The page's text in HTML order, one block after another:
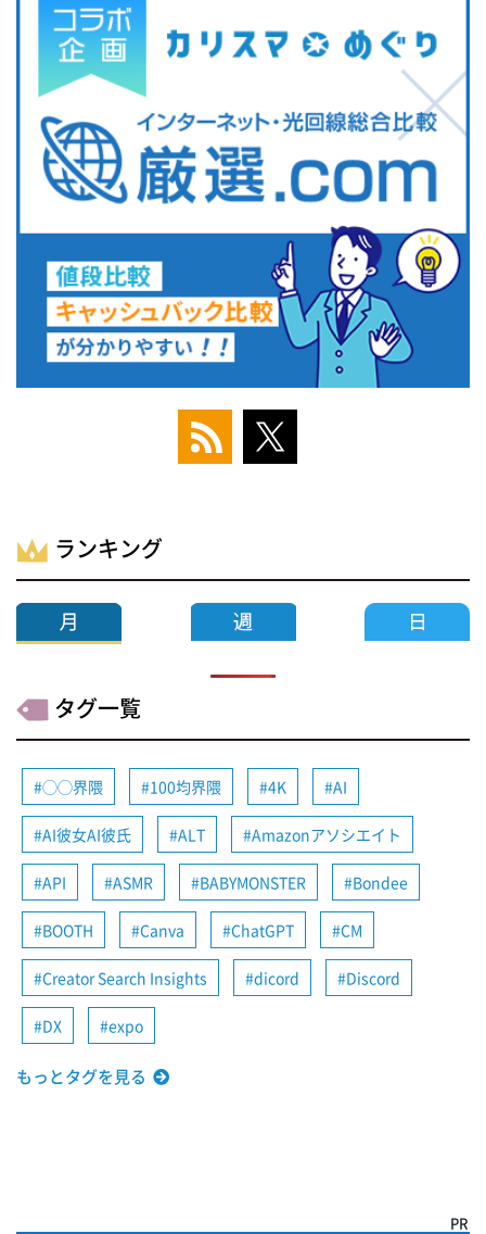
ランキング
タグ一覧
◯◯界隈 100均界隈 4K AI
AI彼女AI彼氏 ALT Amazonアソシエイト
API ASMR BABYMONSTER Bondee
BOOTH Canva ChatGPT CM
Creator Search Insights dicord Discord
DX expo
もっとタグを見る
PR